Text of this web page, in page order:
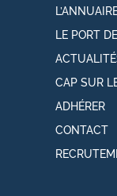
LE PORT
CAP SUR
ADHÉRER
CONTACT